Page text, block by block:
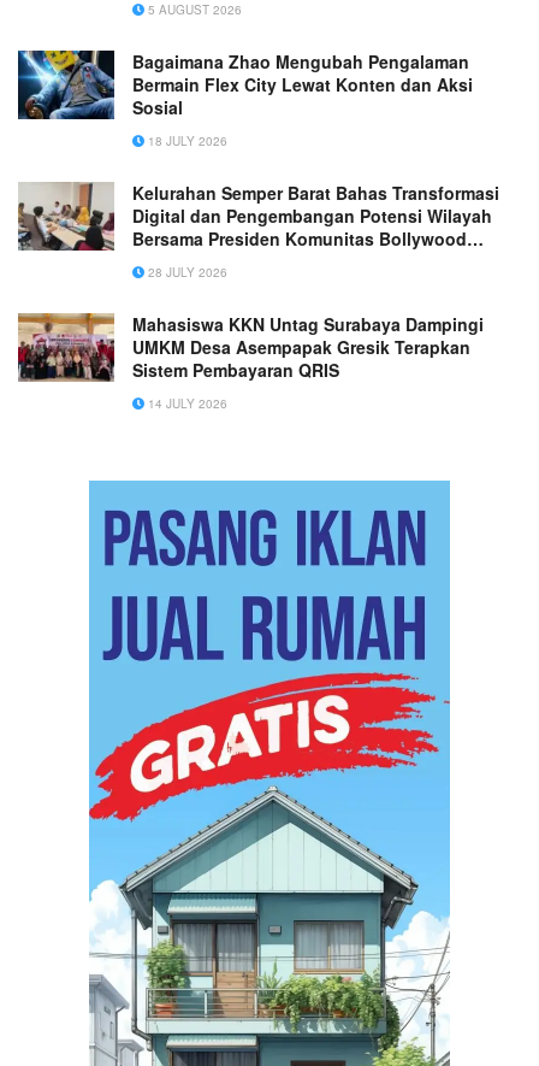
5 AUGUST 2026
Bagaimana Zhao Mengubah Pengalaman
Bermain Flex City Lewat Konten dan Aksi
Sosial
18 JULY 2026
Kelurahan Semper Barat Bahas Transformasi
Digital dan Pengembangan Potensi Wilayah
Bersama Presiden Komunitas Bollywood
Indonesia
28 JULY 2026
Mahasiswa KKN Untag Surabaya Dampingi
UMKM Desa Asempapak Gresik Terapkan
Sistem Pembayaran QRIS
14 JULY 2026